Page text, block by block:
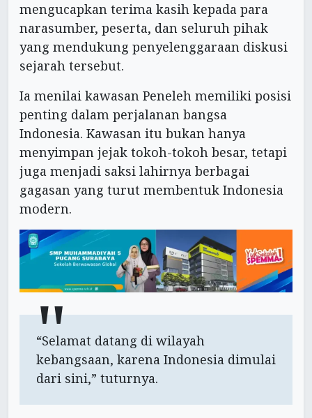
mengucapkan terima kasih kepada para
narasumber, peserta, dan seluruh pihak
yang mendukung penyelenggaraan diskusi
sejarah tersebut.
Ia menilai kawasan Peneleh memiliki posisi
penting dalam perjalanan bangsa
Indonesia. Kawasan itu bukan hanya
menyimpan jejak tokoh-tokoh besar, tetapi
juga menjadi saksi lahirnya berbagai
gagasan yang turut membentuk Indonesia
modern.
“Selamat datang di wilayah
kebangsaan, karena Indonesia dimulai
dari sini,” tuturnya.